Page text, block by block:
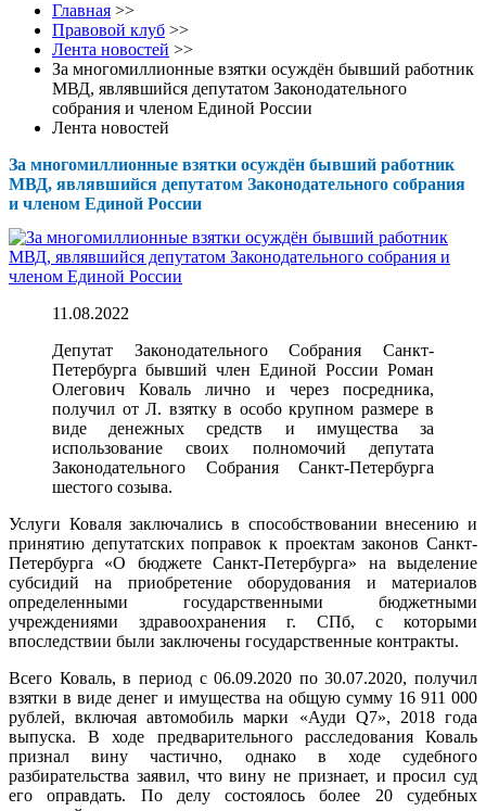
Главная >>
Правовой клуб >>
Лента новостей >>
За многомиллионные взятки осуждён бывший работник
МВД, являвшийся депутатом Законодательного
собрания и членом Единой России
Лента новостей
За многомиллионные взятки осуждён бывший работник
МВД, являвшийся депутатом Законодательного собрания
и членом Единой России
11.08.2022
Депутат Законодательного Собрания Санкт-
Петербурга бывший член Единой России Роман
Олегович Коваль лично и через посредника,
получил от Л. взятку в особо крупном размере в
виде денежных средств и имущества за
использование своих полномочий депутата
Законодательного Собрания Санкт-Петербурга
шестого созыва.
Услуги Коваля заключались в способствовании внесению и
принятию депутатских поправок к проектам законов Санкт-
Петербурга «О бюджете Санкт-Петербурга» на выделение
субсидий на приобретение оборудования и материалов
определенными государственными бюджетными
учреждениями здравоохранения г. СПб, с которыми
впоследствии были заключены государственные контракты.
Всего Коваль, в период с 06.09.2020 по 30.07.2020, получил
взятки в виде денег и имущества на общую сумму 16 911 000
рублей, включая автомобиль марки «Ауди Q7», 2018 года
выпуска. В ходе предварительного расследования Коваль
признал вину частично, однако в ходе судебного
разбирательства заявил, что вину не признает, и просил суд
его оправдать. По делу состоялось более 20 судебных